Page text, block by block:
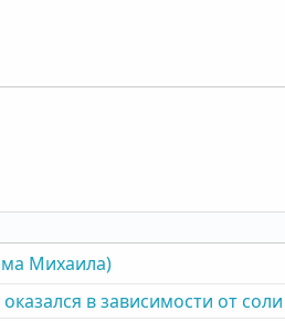
почта
Михаила)
в зависимости от соли